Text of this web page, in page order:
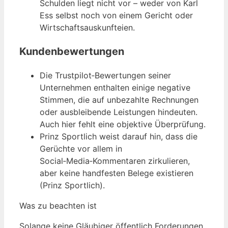
Schulden liegt nicht vor – weder von Karl
Ess selbst noch von einem Gericht oder
Wirtschaftsauskunfteien.
Kundenbewertungen
Die Trustpilot‑Bewertungen seiner
Unternehmen enthalten einige negative
Stimmen, die auf unbezahlte Rechnungen
oder ausbleibende Leistungen hindeuten.
Auch hier fehlt eine objektive Überprüfung.
Prinz Sportlich weist darauf hin, dass die
Gerüchte vor allem in
Social‑Media‑Kommentaren zirkulieren,
aber keine handfesten Belege existieren
(Prinz Sportlich).
Was zu beachten ist
Solange keine Gläubiger öffentlich Forderungen